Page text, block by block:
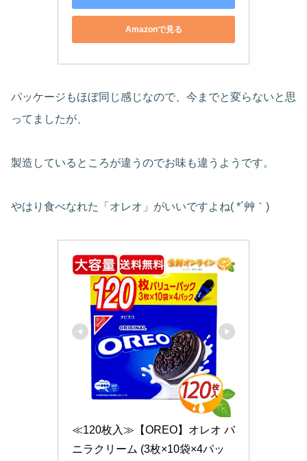
Amazonで見る
パッケージもほぼ同じ感じなので、今までと変らないと思
ってましたが、
製造しているところが違うのでお味も違うようです。
やはり食べなれた「オレオ」がいいですよね( *´艸｀)
≪120枚入≫【OREO】オレオ バ
ニラクリーム (3枚×10袋×4パッ